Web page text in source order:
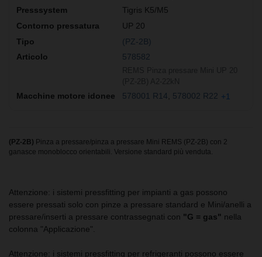
Tigris K5/M5
UP 20
(PZ-2B)
578582
578001 R14 578002 R22 +1
(PZ-2B) Pinza a pressare/pinza a pressare Mini REMS (PZ-2B) con 2
ganasce monoblocco orientabili. Versione standard più venduta.
Attenzione: i sistemi pressfitting per impianti a gas possono
essere pressati solo con pinze a pressare standard e Mini/anelli a
pressare/inserti a pressare contrassegnati con "G = gas" nella
colonna "Applicazione".
Attenzione: i sistemi pressfitting per refrigeranti possono essere